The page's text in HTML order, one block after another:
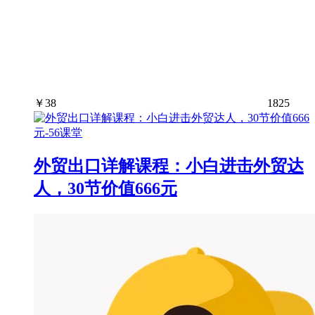
￥38 1825
外贸出口详解课程：小白进击外贸达
人，30节价值666元